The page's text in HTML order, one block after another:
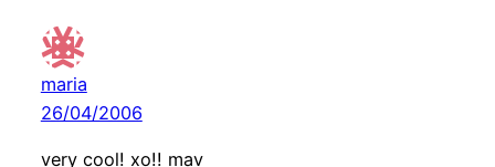
maria
26/04/2006
very cool! xo!! mav